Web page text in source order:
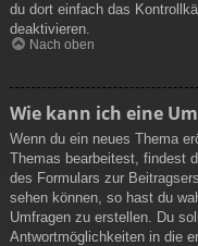
du dort einfach das
deaktivieren.
Nach oben
Wie kann ich eine
Wenn du ein neues Thema
Themas bearbeitest, findest
des Formulars zur
sehen können, so hast du
Umfragen zu erstellen. Du
Antwortmöglichkeiten in die